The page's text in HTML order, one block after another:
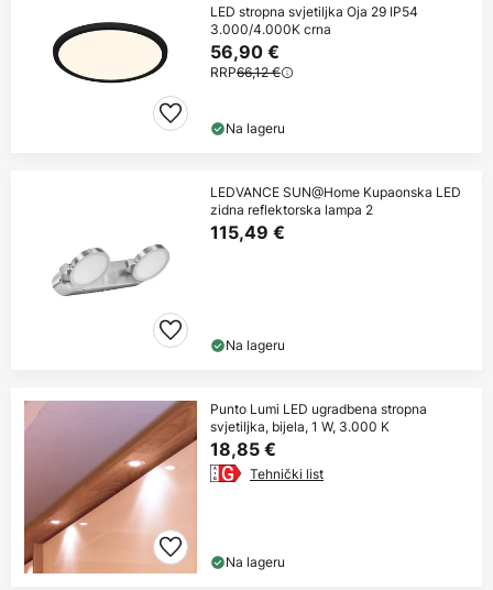
LED stropna svjetiljka Oja 29 IP54
3.000/4.000K crna
56,90 €
RRP66,12 €
Na lageru
LEDVANCE SUN@Home Kupaonska LED
zidna reflektorska lampa 2
115,49 €
Na lageru
Punto Lumi LED ugradbena stropna
svjetiljka, bijela, 1 W, 3.000 K
18,85 €
Tehnički list
Na lageru